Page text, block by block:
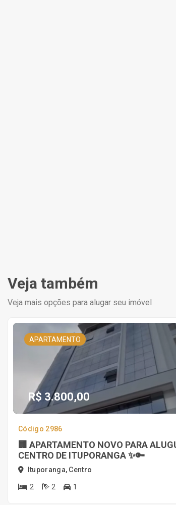
Veja também
Veja mais opções para alugar seu imóvel
APARTAMENTO
R$ 3.800,00
Código 2986
🏢 APARTAMENTO NOVO PARA
CENTRO DE ITUPORANGA ✨🔑
Ituporanga, Centro
2 2 1